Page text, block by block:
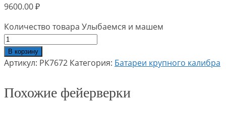
9600.00₽
Количество товара Улыбаемся и машем
В корзину
Артикул: РК7672 Категория: Батареи крупного калибра
Похожие фейерверки